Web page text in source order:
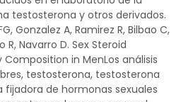
testosterona y otros derivados.
Gonzalez A, Ramirez R, Bilbao C,
R, Navarro D. Sex Steroid
in MenLos análisis
testosterona, testosterona
fijadora de hormonas sexuales